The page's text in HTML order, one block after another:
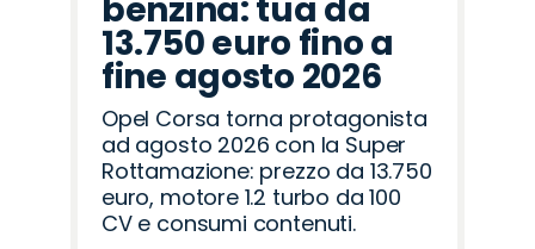
benzina: tua da
13.750 euro fino a
fine agosto 2026
Opel Corsa torna protagonista
ad agosto 2026 con la Super
Rottamazione: prezzo da 13.750
euro, motore 1.2 turbo da 100
CV e consumi contenuti.